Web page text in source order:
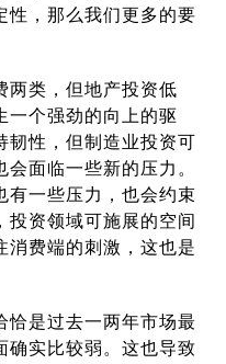
性，那么我们更多的要
两类，但地产投资低
一个强劲的向上的驱
性，但制造业投资可
面临一些新的压力。
有一些压力，也会约束
资领域可施展的空间
消费端的刺激，这也是
恰是过去一两年市场最
确实比较弱。这也导致